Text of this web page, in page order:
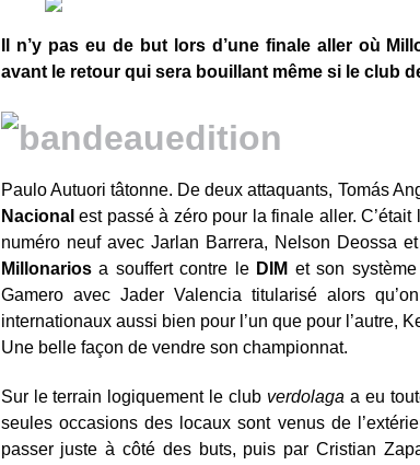
Il n’y pas eu de but lors d’une finale aller où
avant le retour qui sera bouillant même si le club
Paulo Autuori tâtonne. De deux attaquants, Tomás
Nacional est passé à zéro pour la finale aller.
numéro neuf avec Jarlan Barrera, Nelson Deossa
Millonariosa souffert contre le DIM et son
Gamero avec Jader Valencia titularisé alors
internationaux aussi bien pour l’un que pour l’autre,
Une belle façon de vendre son championnat.
Sur le terrain logiquement le club verdolaga a eu
seules occasions des locaux sont venus de
passer juste à côté des buts, puis par Cristian